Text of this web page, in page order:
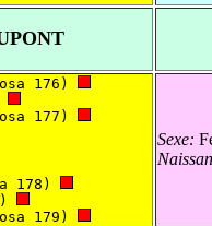
176)
177)
178)
179)
Sexe: